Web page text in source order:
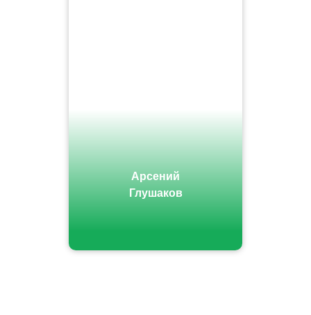
Арсений
Глушаков